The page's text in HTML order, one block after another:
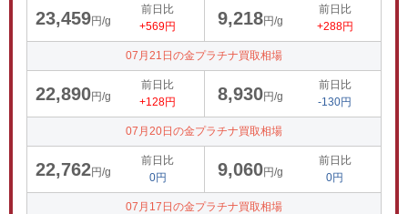
23,459円/g
前日比
+569円
9,218円/g
前日比
+288円
07月21日の金プラチナ買取相場
22,890円/g
前日比
+128円
8,930円/g
前日比
-130円
07月20日の金プラチナ買取相場
22,762円/g
前日比
0円
9,060円/g
前日比
0円
07月17日の金プラチナ買取相場